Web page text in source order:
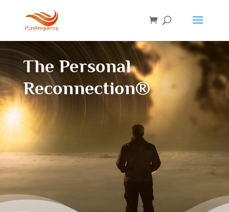
The Personal
Reconnection®